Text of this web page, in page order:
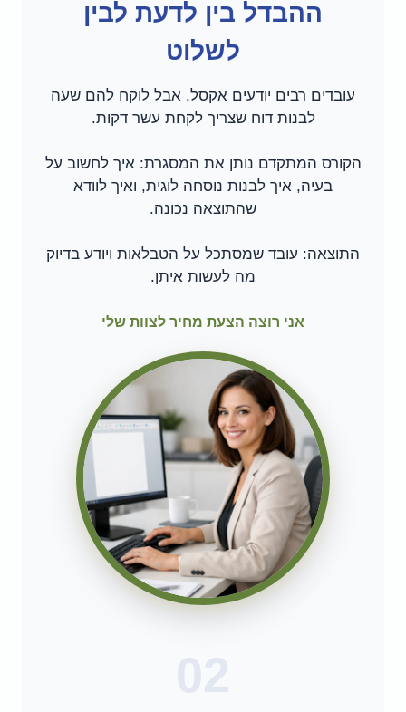
ההבדל בין לדעת לבין
לשלוט
עובדים רבים יודעים אקסל, אבל לוקח להם שעה
לבנות דוח שצריך לקחת עשר דקות.
הקורס המתקדם נותן את המסגרת: איך לחשוב על
בעיה, איך לבנות נוסחה לוגית, ואיך לוודא
שהתוצאה נכונה.
התוצאה: עובד שמסתכל על הטבלאות ויודע בדיוק
מה לעשות איתן.
אני רוצה הצעת מחיר לצוות שלי